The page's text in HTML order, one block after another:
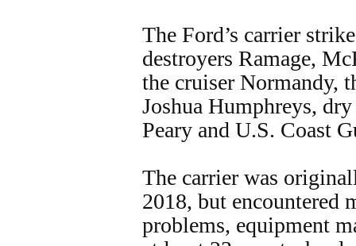
The Ford’s carrier
destroyers Ramage,
the cruiser Normandy,
Joshua Humphreys,
Peary and U.S. Coast
The carrier was
2018, but encountered
problems, equipment